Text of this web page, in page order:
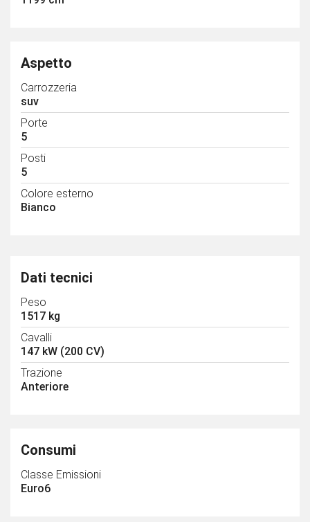
Aspetto
Carrozzeria
suv
Porte
5
Posti
5
Colore esterno
Bianco
Dati tecnici
Peso
1517 kg
Cavalli
147 kW (200 CV)
Trazione
Anteriore
Consumi
Classe Emissioni
Euro6